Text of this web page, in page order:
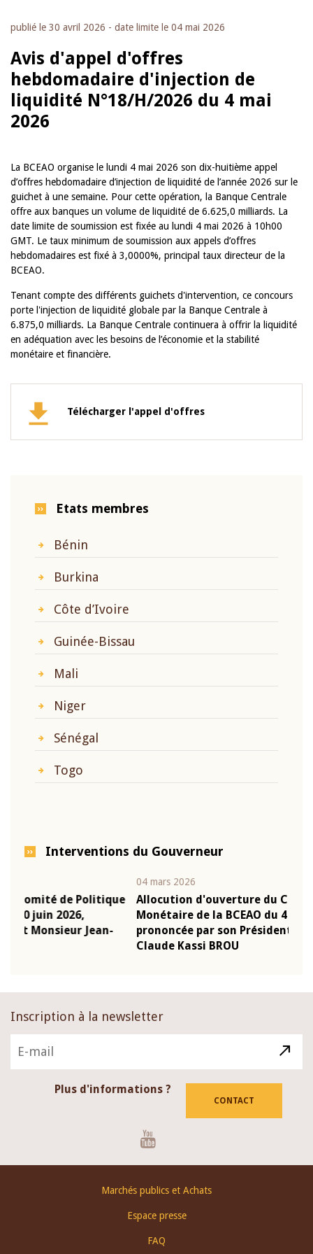
publié le 30 avril 2026 - date limite le 04 mai 2026
Avis d'appel d'offres
hebdomadaire d'injection de
liquidité N°18/H/2026 du 4 mai
2026
La BCEAO organise le lundi 4 mai 2026 son dix-huitième appel
d’offres hebdomadaire d’injection de liquidité de l’année 2026 sur le
guichet à une semaine. Pour cette opération, la Banque Centrale
offre aux banques un volume de liquidité de 6.625,0 milliards. La
date limite de soumission est fixée au lundi 4 mai 2026 à 10h00
GMT. Le taux minimum de soumission aux appels d’offres
hebdomadaires est fixé à 3,0000%, principal taux directeur de la
BCEAO.
Tenant compte des différents guichets d'intervention, ce concours
porte l'injection de liquidité globale par la Banque Centrale à
6.875,0 milliards. La Banque Centrale continuera à offrir la liquidité
en adéquation avec les besoins de l’économie et la stabilité
monétaire et financière.
Télécharger l'appel d'offres
Etats membres
Bénin
Burkina
Côte d’Ivoire
Guinée-Bissau
Mali
Niger
Sénégal
Togo
Interventions du Gouverneur
Allocution d'ouverture du Comité de Politique
Monétaire de la BCEAO du 4 mars 2026,
prononcée par son Président Monsieur Jean-
Inscription à la newsletter
Plus d'informations ?
CONTACT
Marchés publics et Achats
Espace presse
FAQ